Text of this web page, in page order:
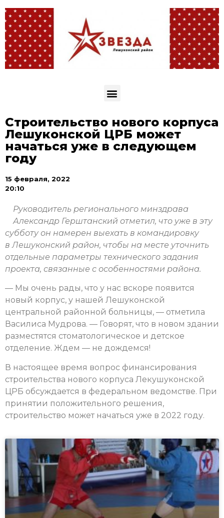
Строительство нового корпуса
Лешуконской ЦРБ может
начаться уже в следующем
году
15 февраля, 2022
20:10
Руководитель регионального минздрава
Александр Герштанский отметил, что уже в эту
субботу он намерен выехать в командировку
в Лешуконский район, чтобы на месте уточнить
отдельные параметры технического задания
проекта, связанные с особенностями района.
— Мы очень рады, что у нас вскоре появится
новый корпус, у нашей Лешуконской
центральной районной больницы, — отметила
Василиса Мудрова. — Говорят, что в новом здании
разместятся стоматологическое и детское
отделение. Ждем — не дождемся!
В настоящее время вопрос финансирования
строительства нового корпуса Лекушуконской
ЦРБ обсуждается в федеральном ведомстве. При
принятии положительного решения,
строительство может начаться уже в 2022 году.